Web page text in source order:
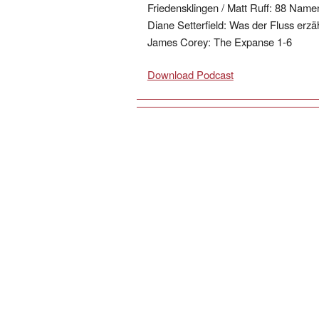
Friedensklingen / Matt Ruff: 88
Diane Setterfield: Was der Fluss
James Corey: The Expanse 1-6
Download Podcast